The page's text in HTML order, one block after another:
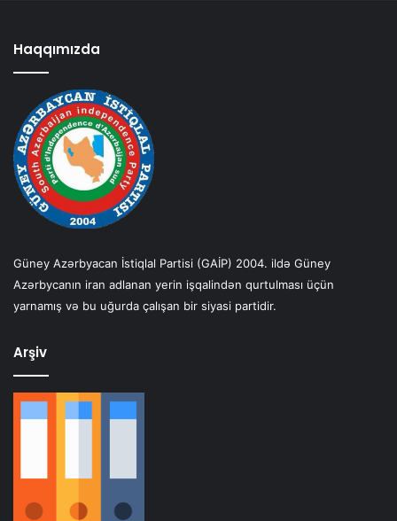
Haqqımızda
Güney Azərbyacan İstiqlal Partisi (GAİP) 2004. ildə Güney
Azərbycanın iran adlanan yerin işqalindən qurtulması üçün
yarnamış və bu uğurda çalışan bir siyasi partidir.
Arşiv